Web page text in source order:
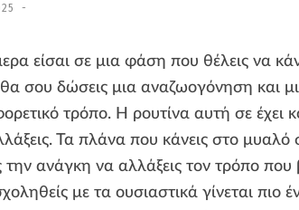
είσαι σε μια φάση που θέλεις να
σου δώσεις μια αναζωογόνηση και
τρόπο. Η ρουτίνα αυτή σε έχει
Τα πλάνα που κάνεις στο μυαλό
την ανάγκη να αλλάξεις τον τρόπο
με τα ουσιαστικά γίνεται πιο